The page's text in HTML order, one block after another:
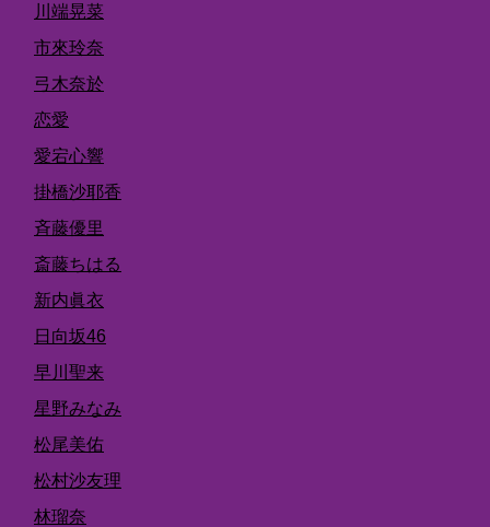
川端晃菜
市來玲奈
弓木奈於
恋愛
愛宕心響
掛橋沙耶香
斉藤優里
斎藤ちはる
新内眞衣
日向坂46
早川聖来
星野みなみ
松尾美佑
松村沙友理
林瑠奈